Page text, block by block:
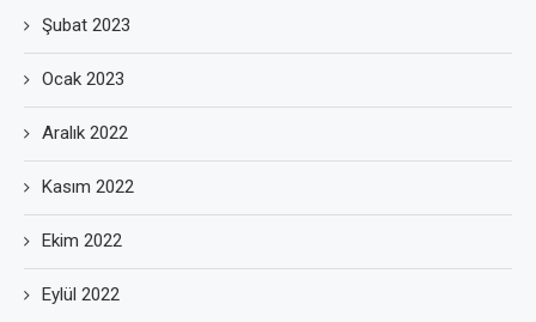
Şubat 2023
Ocak 2023
Aralık 2022
Kasım 2022
Ekim 2022
Eylül 2022